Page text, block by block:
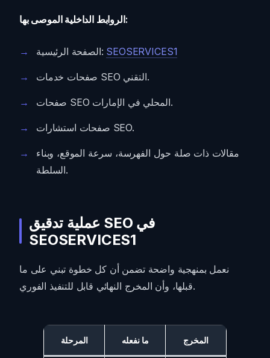
الروابط الداخلية الموصى بها:
الصفحة الرئيسية: SEOSERVICES1
صفحات خدمات SEO التقني.
صفحات SEO المحلي في الإمارات.
صفحات استشارات SEO.
مقالات ذات صلة حول الفهرسة، سرعة الموقع، وبناء
السلطة.
عملية تدقيق SEO في
SEOSERVICES1
نعمل بمنهجية واضحة تضمن أن كل خطوة تبني على ما
قبلها، وأن المخرج النهائي قابل للتنفيذ الفوري.
المرحلة ما نفعله المخرج